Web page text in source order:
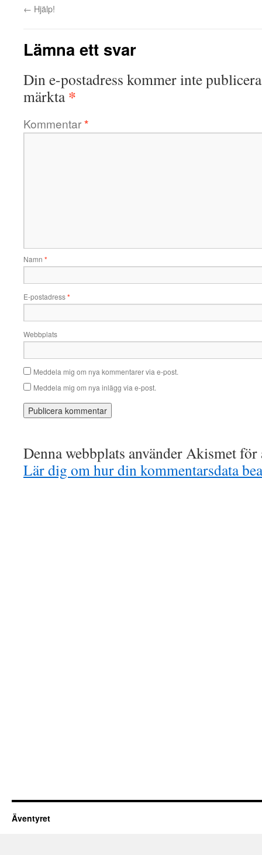
← Hjälp!
Lämna ett svar
Din e-postadress kommer inte
märkta*
Kommentar*
Namn *
E-postadress*
Webbplats
Meddela mig om nya kommentarer via e-post.
Meddela mig om nya inlägg via e-post.
Denna webbplats använder Akismet
Lär dig om hur din kommentarsdata
Äventyret